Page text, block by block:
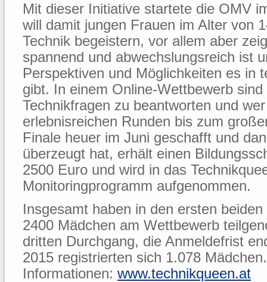
Mit dieser Initiative startete die OMV
will damit jungen Frauen im Alter von
Technik begeistern, vor allem aber
spannend und abwechslungsreich ist
Perspektiven und Möglichkeiten es in
gibt. In einem Online-Wettbewerb
Technikfragen zu beantworten und
erlebnisreichen Runden bis zum
Finale heuer im Juni geschafft und
überzeugt hat, erhält einen
2500 Euro und wird in das
Monitoringprogramm aufgenommen.
Insgesamt haben in den ersten
2400 Mädchen am Wettbewerb
dritten Durchgang, die Anmeldefrist
2015 registrierten sich 1.078
Informationen: www.technikqueen.at